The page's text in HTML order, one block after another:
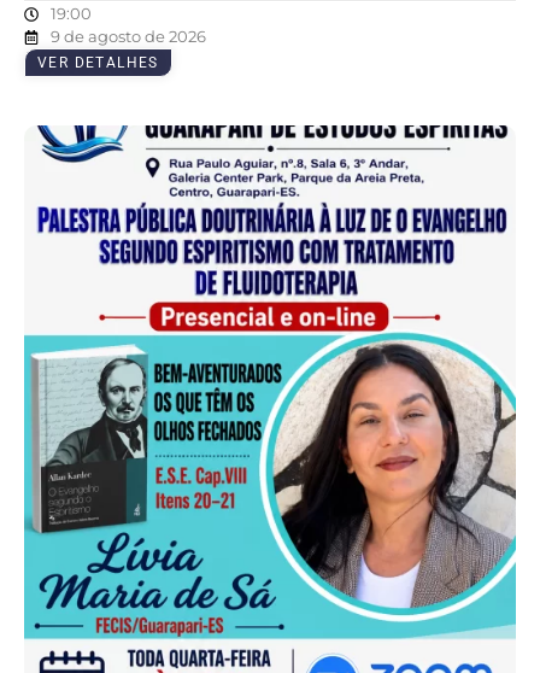
19:00
9 de agosto de 2026
VER DETALHES